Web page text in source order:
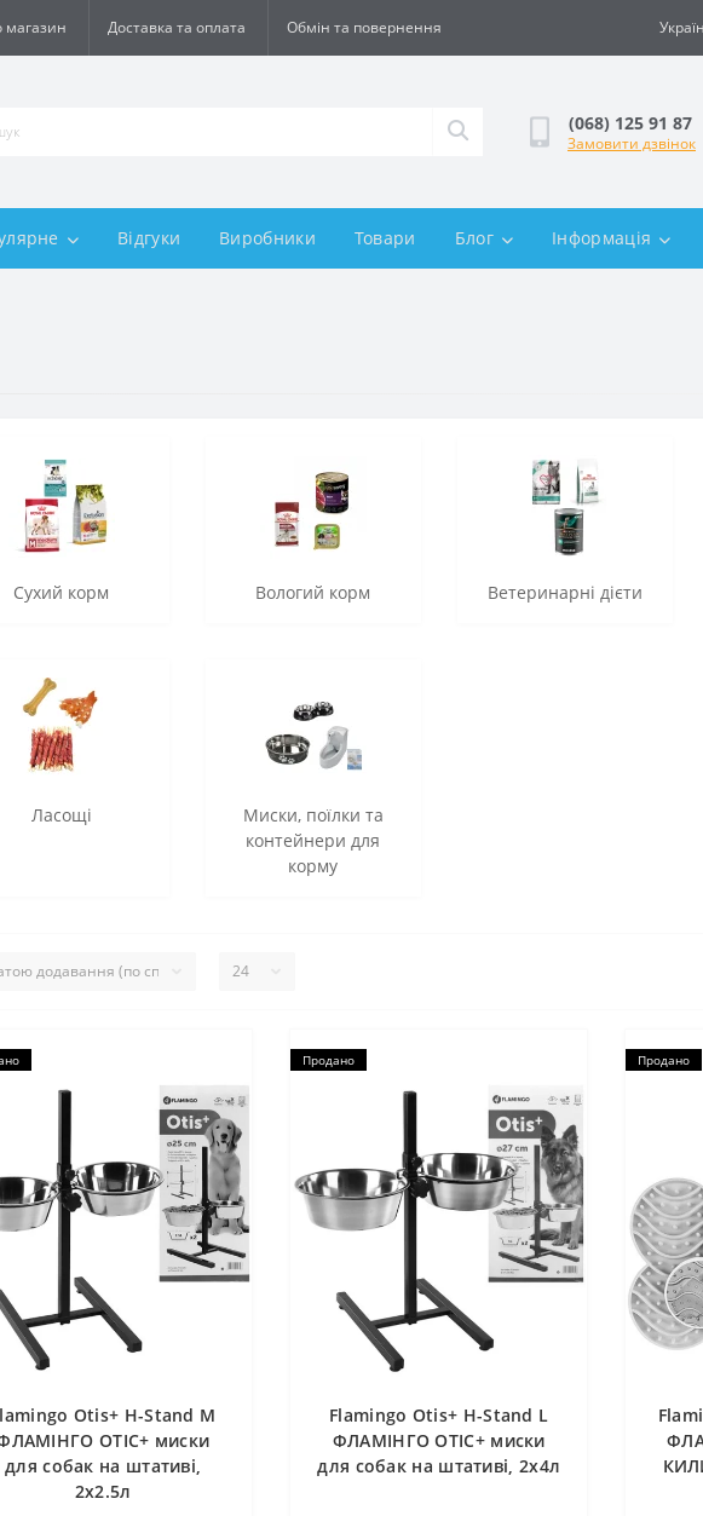
магазин Доставка та оплата Обмін та повернення
(068) 125 91 87
Замовити дзвінок
Відгуки Виробники Товари Блог Інформація
Сухий корм Вологий корм Ветеринарні дієти
Ласощі
Миски, поїлки та
контейнери для
корму
Otis+ H-Stand М
ОТІС+ миски
для собак на штативі,
2х2.5л
Продано
Flamingo Otis+ H-Stand L
ФЛАМІНГО ОТІС+ миски
для собак на штативі, 2х4л
Продано